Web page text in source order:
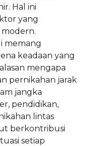
Hal ini
yang
memang
keadaan yang
mengapa
pernikahan jarak
jangka
pendidikan,
lintas
berkontribusi
setiap